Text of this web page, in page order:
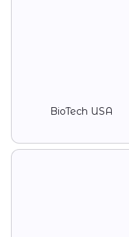
BioTech USA